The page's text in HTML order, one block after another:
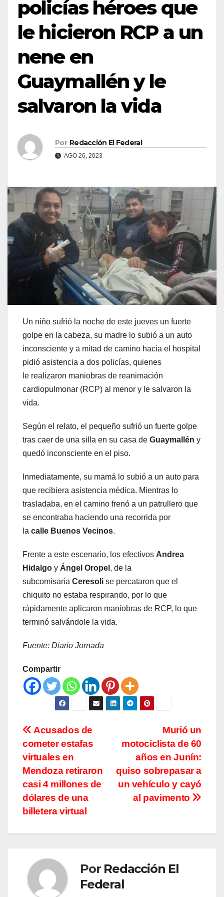
policías héroes que
le hicieron RCP a un
nene en
Guaymallén y le
salvaron la vida
Por Redacción El Federal
AGO 26, 2023
Un niño sufrió la noche de este jueves un fuerte
golpe en la cabeza, su madre lo subió a un auto
inconsciente y a mitad de camino hacia el hospital
pidió asistencia a dos policías, quienes
le realizaron maniobras de reanimación
cardiopulmonar (RCP) al menor y le salvaron la
vida.
Según el relato, el pequeño sufrió un fuerte golpe
tras caer de una silla en su casa de Guaymallén y
quedó inconsciente en el piso.
Inmediatamente, su mamá lo subió a un auto para
que recibiera asistencia médica. Mientras lo
trasladaba, en el camino frenó a un patrullero que
se encontraba haciendo una recorrida por
la calle Buenos Vecinos.
Frente a este escenario, los efectivos Andrea
Hidalgo y Ángel Oropel , de la
subcomisaría Ceresoli se percataron que el
chiquito no estaba respirando, por lo que
rápidamente aplicaron maniobras de RCP, lo que
terminó salvándole la vida.
Fuente: Diario Jornada
Compartir
Navegación
de
entradas
Murió un
motociclista de 60
años en Junín:
quiso sobrepasar a
un vehículo y cayó
al pavimento
Acusados de
cometer estafas
virtuales en
Mendoza retiraron
casi 4 millones de
dólares de una
billetera virtual
Por Redacción El
Federal